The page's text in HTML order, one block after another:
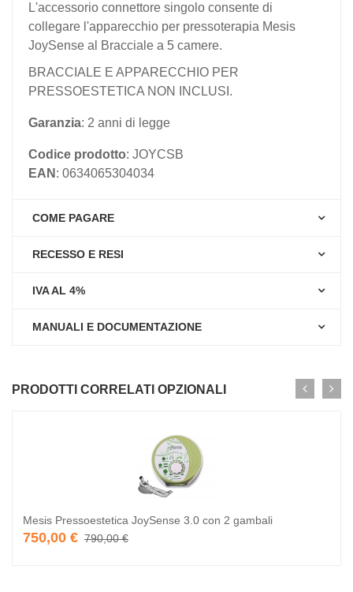
L'accessorio connettore singolo consente di
collegare l'apparecchio per pressoterapia Mesis
JoySense al Bracciale a 5 camere.
BRACCIALE E APPARECCHIO PER
PRESSOESTETICA NON INCLUSI.
Garanzia: 2 anni di legge
Codice prodotto: JOYCSB
EAN : 0634065304034
COME PAGARE
RECESSO E RESI
IVA AL 4%
MANUALI E DOCUMENTAZIONE
PRODOTTI CORRELATI OPZIONALI
Mesis Pressoestetica JoySense 3.0 con 2 gambali
750,00 € 790,00 €